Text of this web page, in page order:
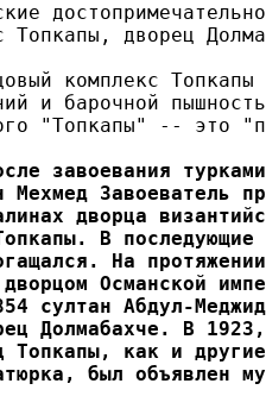
Топкапы, дворец
комплекс
и барочной
"Топкапы" -- это
завоевания
Мехмед Завоеватель
дворца
В
На
дворцом Османской
султан Абдул-
Долмабахче. В
Топкапы, как и
был объявлен